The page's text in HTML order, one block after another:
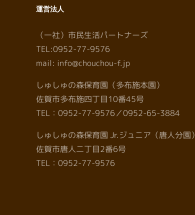
運営法人
（一社）市民生活パートナーズ
TEL:0952-77-9576
mail: info@chouchou-f.jp
しゅしゅの森保育園（多布施本園）
佐賀市多布施四丁目10番45号
TEL：0952-77-9576／0952-65-3884
しゅしゅの森保育園 Jr.ジュニア（唐人分園）
佐賀市唐人二丁目2番6号
TEL：0952-77-9576